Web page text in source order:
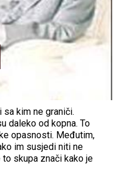
sa kim ne graniči.
daleko od kopna. To
opasnosti. Međutim,
im susjedi niti ne
to skupa znači kako je